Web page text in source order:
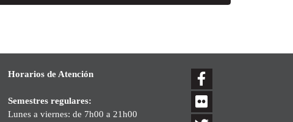
Horarios de Atención
Semestres regulares:
Lunes a viernes: de 7h00 a 21h00